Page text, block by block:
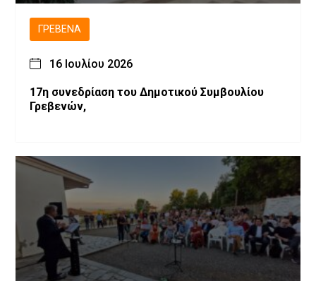
ΓΡΕΒΕΝΆ
16 Ιουλίου 2026
17η συνεδρίαση του Δημοτικού Συμβουλίου
Γρεβενών,